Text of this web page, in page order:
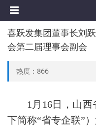
喜跃发集团董事长刘
会第二届理事会副会
热度： 866
1月16日，山
下简称“省专企联”